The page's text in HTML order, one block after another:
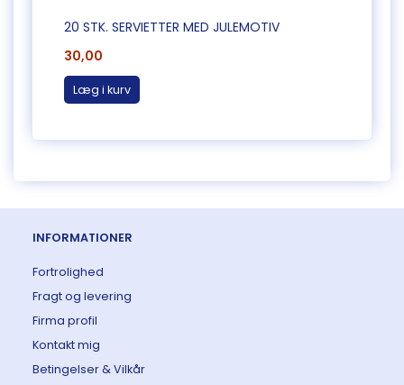
20 STK. SERVIETTER MED JULEMOTIV
30,00
Læg i kurv
INFORMATIONER
Fortrolighed
Fragt og levering
Firma profil
Kontakt mig
Betingelser & Vilkår